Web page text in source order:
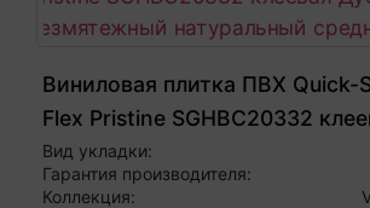
Виниловая плитка ПВХ Quick-
Flex Pristine SGHBC20332
безмятежный натуральный
Вид укладки:
Гарантия производителя:
Коллекция: